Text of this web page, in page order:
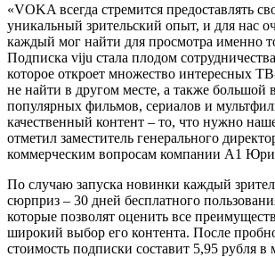
«VOKA всегда стремится предоставлять
уникальный зрительский опыт, и для нас
каждый мог найти для просмотра именно
Подписка viju стала плодом
которое откроет множество интересных
не найти в другом месте, а также большой
популярных фильмов, сериалов и
качественный контент – то, что нужно
отметил заместитель генерального
коммерческим вопросам компании А1
По случаю запуска новинки каждый
сюрприз – 30 дней бесплатного
которые позволят оценить все
широкий выбор его контента. После
стоимость подписки составит 5,95 рубля в